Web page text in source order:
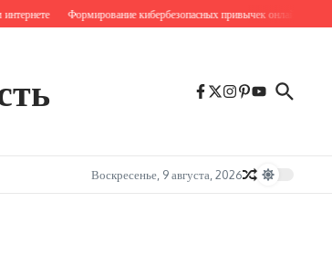
Формирование кибербезопасных привычек онлайн
Воскресенье, 9 августа, 2026